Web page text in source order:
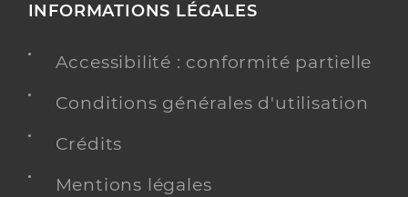
INFORMATIONS LÉGALES
Accessibilité : conformité partielle
Conditions générales d'utilisation
Crédits
Mentions légales